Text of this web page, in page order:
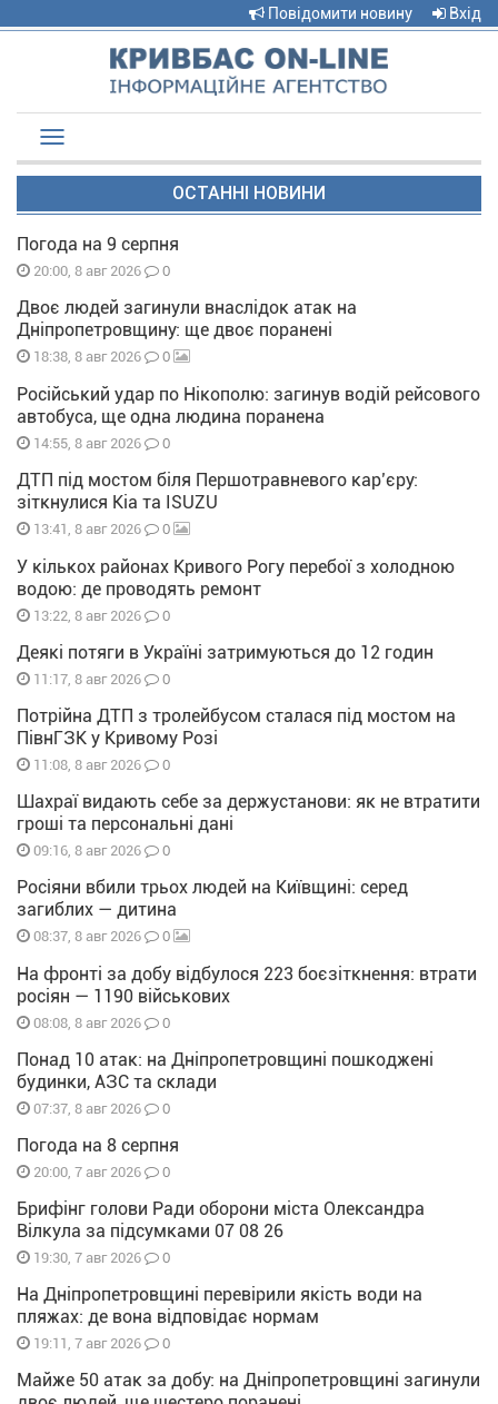
Повідомити новину Вхід
navigation
ОСТАННІ НОВИНИ
Погода на 9 серпня
20:00, 8 авг 2026 0
Двоє людей загинули внаслідок атак на
Дніпропетровщину: ще двоє поранені
18:38, 8 авг 2026 0
Російський удар по Нікополю: загинув водій рейсового
автобуса, ще одна людина поранена
14:55, 8 авг 2026 0
ДТП під мостом біля Першотравневого кар’єру:
зіткнулися Kia та ISUZU
13:41, 8 авг 2026 0
У кількох районах Кривого Рогу перебої з холодною
водою: де проводять ремонт
13:22, 8 авг 2026 0
Деякі потяги в Україні затримуються до 12 годин
11:17, 8 авг 2026 0
Потрійна ДТП з тролейбусом сталася під мостом на
ПівнГЗК у Кривому Розі
11:08, 8 авг 2026 0
Шахраї видають себе за держустанови: як не втратити
гроші та персональні дані
09:16, 8 авг 2026 0
Росіяни вбили трьох людей на Київщині: серед
загиблих — дитина
08:37, 8 авг 2026 0
На фронті за добу відбулося 223 боєзіткнення: втрати
росіян — 1190 військових
08:08, 8 авг 2026 0
Понад 10 атак: на Дніпропетровщині пошкоджені
будинки, АЗС та склади
07:37, 8 авг 2026 0
Погода на 8 серпня
20:00, 7 авг 2026 0
Брифінг голови Ради оборони міста Олександра
Вілкула за підсумками 07 08 26
19:30, 7 авг 2026 0
На Дніпропетровщині перевірили якість води на
пляжах: де вона відповідає нормам
19:11, 7 авг 2026 0
Майже 50 атак за добу: на Дніпропетровщині загинули